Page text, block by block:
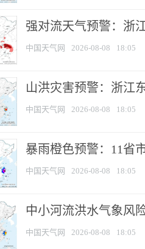
强对流天气预警：浙
中国天气网 2026-08-08 18:05
山洪灾害预警：浙江
中国天气网 2026-08-08 18:05
暴雨橙色预警：11省
中国天气网 2026-08-08 18:05
中小河流洪水气象风
中国天气网 2026-08-08 18:05